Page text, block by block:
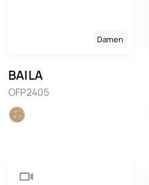
Damen
BAILA
OFP2405